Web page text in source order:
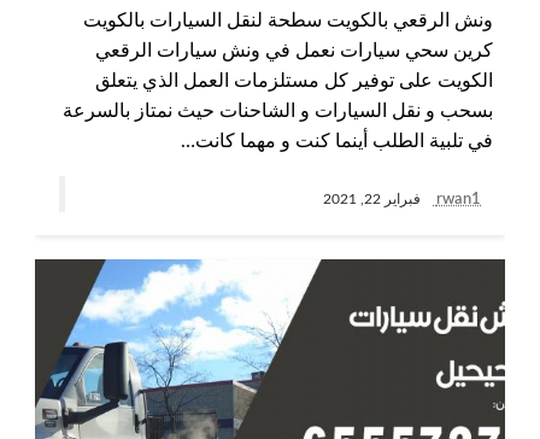
ونش الرقعي بالكويت سطحة لنقل السيارات بالكويت
كرين سحي سيارات نعمل في ونش سيارات الرقعي
الكويت على توفير كل مستلزمات العمل الذي يتعلق
بسحب و نقل السيارات و الشاحنات حيث نمتاز بالسرعة
في تلبية الطلب أينما كنت و مهما كانت…
rwan1 فبراير 22, 2021